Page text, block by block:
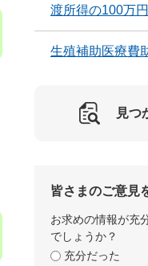
渡所得の100万円
生殖補助医療費
見つ
皆さまのご意見
お求めの情報が充
でしょうか？
充分だった